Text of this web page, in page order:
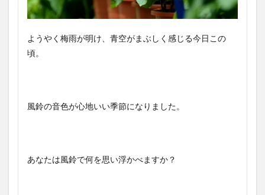
ようやく梅雨が明け、青空がまぶしく感じる今日この
頃。
風鈴の音色が心地いい季節になりました。
あなたは風鈴で何を思い浮かべますか？